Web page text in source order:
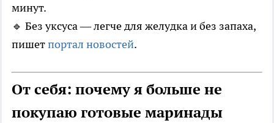
минут.
🔹 Без уксуса — легче для желудка и без запаха,
пишетпортал новостей.
От себя: почему я больше не
покупаю готовые маринады